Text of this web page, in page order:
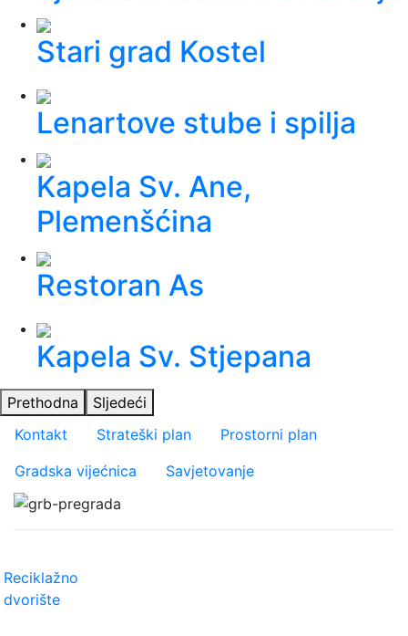
Stari grad Kostel
Lenartove stube i spilja
Kapela Sv. Ane,
Plemenšćina
Restoran As
Kapela Sv. Stjepana
Prethodna Sljedeći
Važniji linkovi
Kontakt Strateški plan
Prostorni plan
Gradska vijećnica
Savjetovanje
Reciklažno
dvorište